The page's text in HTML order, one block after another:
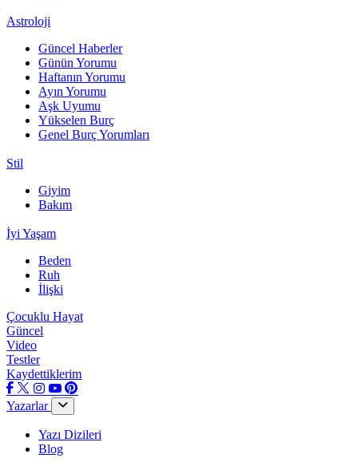
Astroloji
Güncel Haberler
Günün Yorumu
Haftanın Yorumu
Ayın Yorumu
Aşk Uyumu
Yükselen Burç
Genel Burç Yorumları
Stil
Giyim
Bakım
İyi Yaşam
Beden
Ruh
İlişki
Çocuklu Hayat
Güncel
Video
Testler
Kaydettiklerim
Yazarlar
Yazı Dizileri
Blog